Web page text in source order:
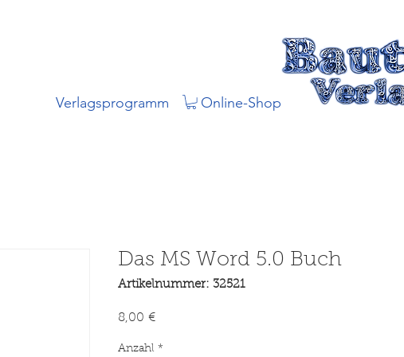
Verlagsprogramm Online-Shop
Das MS Word 5.0 Buch
Artikelnummer: 32521
8,00 €Preis
Anzahl *